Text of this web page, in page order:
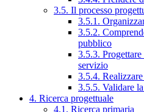
3.5. Il processo
3.5.1.
3.5.2.
pubblico
3.5.3.
servizio
3.5.4.
3.5.5. Validare
4. Ricerca progettuale
4.1. Ricerca primaria